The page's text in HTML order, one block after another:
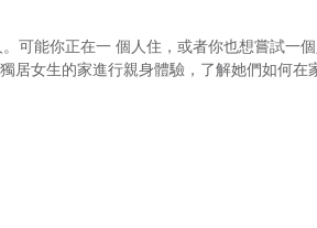
可能你正在一 個人住，或者你也想嘗試一
居女生的家進行親身體驗，了解她們如何在